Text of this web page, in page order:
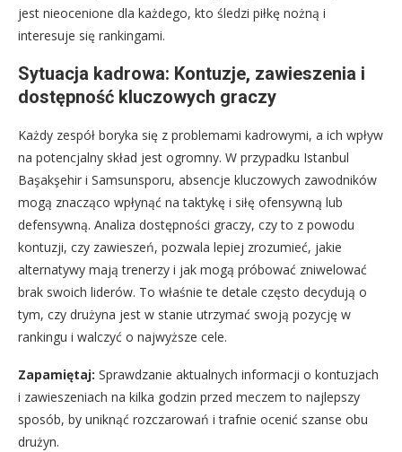
jest nieocenione dla każdego, kto śledzi piłkę nożną i
interesuje się rankingami.
Sytuacja kadrowa: Kontuzje, zawieszenia i
dostępność kluczowych graczy
Każdy zespół boryka się z problemami kadrowymi, a ich wpływ
na potencjalny skład jest ogromny. W przypadku Istanbul
Başakşehir i Samsunsporu, absencje kluczowych zawodników
mogą znacząco wpłynąć na taktykę i siłę ofensywną lub
defensywną. Analiza dostępności graczy, czy to z powodu
kontuzji, czy zawieszeń, pozwala lepiej zrozumieć, jakie
alternatywy mają trenerzy i jak mogą próbować zniwelować
brak swoich liderów. To właśnie te detale często decydują o
tym, czy drużyna jest w stanie utrzymać swoją pozycję w
rankingu i walczyć o najwyższe cele.
Zapamiętaj: Sprawdzanie aktualnych informacji o kontuzjach
i zawieszeniach na kilka godzin przed meczem to najlepszy
sposób, by uniknąć rozczarowań i trafnie ocenić szanse obu
drużyn.